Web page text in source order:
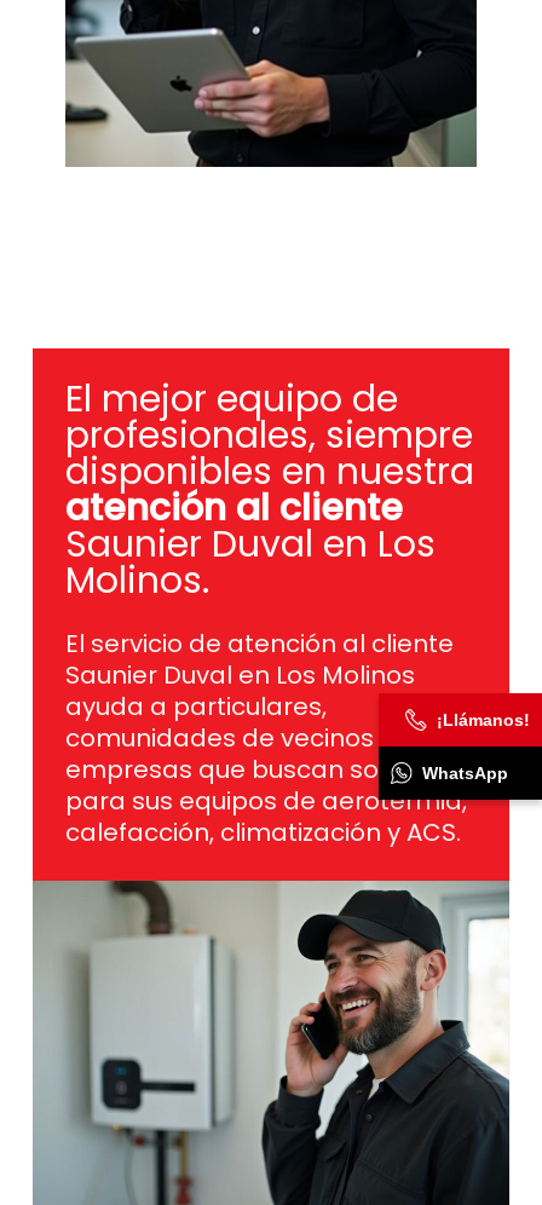
El mejor equipo de
profesionales, siempre
disponibles en nuestra
atención al cliente
Saunier Duval en Los
Molinos.
El servicio de atención al cliente
Saunier Duval en Los Molinos
ayuda a particulares,
comunidades de vecinos y
empresas que buscan soporte
para sus equipos de aerotermia,
calefacción, climatización y ACS.
¡Llámanos!
WhatsApp